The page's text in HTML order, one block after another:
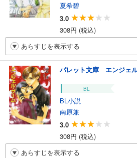
夏希碧
3.0
308円 (税込)
あらすじを表示する
パレット文庫 エンジェ
BL
BL小説
南原兼
3.0
308円 (税込)
あらすじを表示する